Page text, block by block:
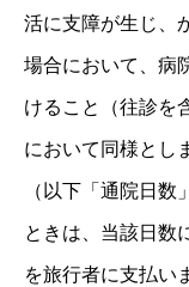
活に支障が生じ、
場合において、病
けること（往診を
において同様とし
（以下「通院日
ときは、当該日数
を旅行者に支払い